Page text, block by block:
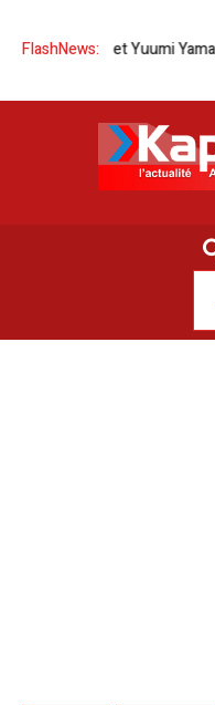
FlashNews:
et Yuumi Yamaguchi sur la